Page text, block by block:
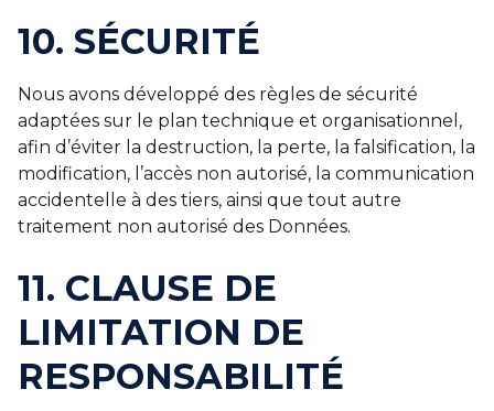
10. SÉCURITÉ
Nous avons développé des règles de sécurité
adaptées sur le plan technique et organisationnel,
afin d’éviter la destruction, la perte, la falsification, la
modification, l’accès non autorisé, la communication
accidentelle à des tiers, ainsi que tout autre
traitement non autorisé des Données.
11. CLAUSE DE
LIMITATION DE
RESPONSABILITÉ